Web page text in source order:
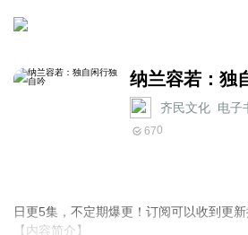
纳兰容若：独
齐民文化_电子
670
日更5集，不定期爆更！订阅可以收到更
【内容简介】